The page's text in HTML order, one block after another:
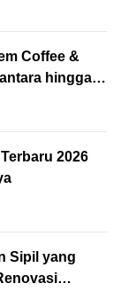
Coffee &
hingga
2026
Sipil yang